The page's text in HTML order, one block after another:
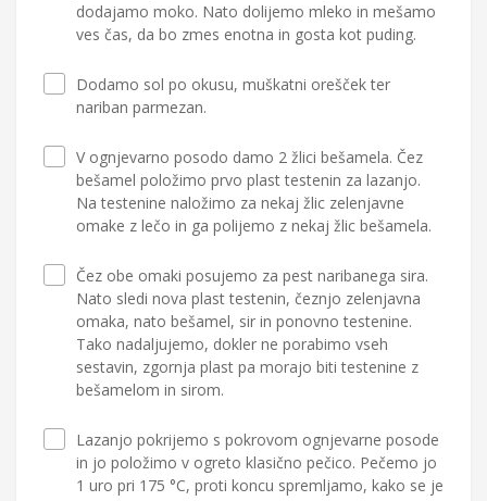
dodajamo moko. Nato dolijemo mleko in mešamo
ves čas, da bo zmes enotna in gosta kot puding.
Dodamo sol po okusu, muškatni orešček ter
nariban parmezan.
V ognjevarno posodo damo 2 žlici bešamela. Čez
bešamel položimo prvo plast testenin za lazanjo.
Na testenine naložimo za nekaj žlic zelenjavne
omake z lečo in ga polijemo z nekaj žlic bešamela.
Čez obe omaki posujemo za pest naribanega sira.
Nato sledi nova plast testenin, čeznjo zelenjavna
omaka, nato bešamel, sir in ponovno testenine.
Tako nadaljujemo, dokler ne porabimo vseh
sestavin, zgornja plast pa morajo biti testenine z
bešamelom in sirom.
Lazanjo pokrijemo s pokrovom ognjevarne posode
in jo položimo v ogreto klasično pečico. Pečemo jo
1 uro pri 175 °C, proti koncu spremljamo, kako se je